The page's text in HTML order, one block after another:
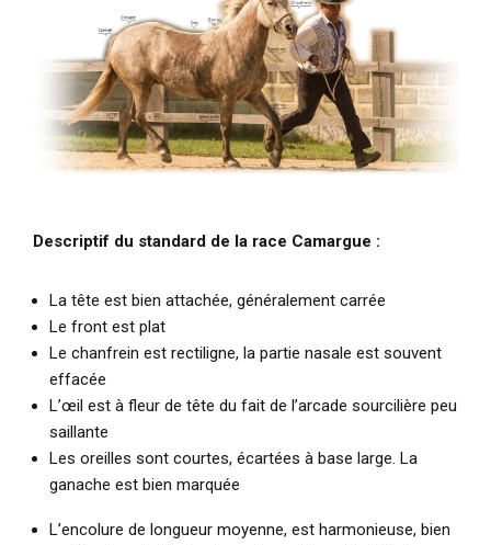
Descriptif du standard de la race Camargue :
La tête est bien attachée, généralement carrée
Le front est plat
Le chanfrein est rectiligne, la partie nasale est souvent
effacée
L’œil est à fleur de tête du fait de l’arcade sourcilière peu
saillante
Les oreilles sont courtes, écartées à base large. La
ganache est bien marquée
L’encolure de longueur moyenne, est harmonieuse, bien